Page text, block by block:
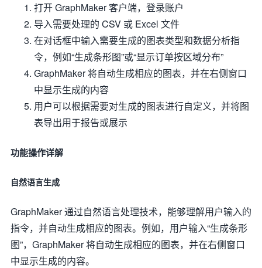
打开 GraphMaker 客户端，登录账户
导入需要处理的 CSV 或 Excel 文件
在对话框中输入需要生成的图表类型和数据分析指
令，例如“生成条形图”或“显示订单按区域分布”
GraphMaker 将自动生成相应的图表，并在右侧窗口
中显示生成的内容
用户可以根据需要对生成的图表进行自定义，并将图
表导出用于报告或展示
功能操作详解
自然语言生成
GraphMaker 通过自然语言处理技术，能够理解用户输入的
指令，并自动生成相应的图表。例如，用户输入“生成条形
图”，GraphMaker 将自动生成相应的图表，并在右侧窗口
中显示生成的内容。